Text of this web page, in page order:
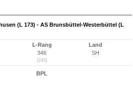
(L 173) - AS Brunsbüttel-Westerbüttel (L
L-Rang
346
(245)
Land
SH
BPL